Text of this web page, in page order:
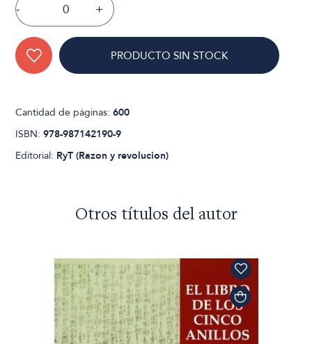
- +
PRODUCTO SIN STOCK
Cantidad de páginas:600
ISBN:978-987142190-9
Editorial: RyT (Razon y revolucion)
Otros títulos del autor